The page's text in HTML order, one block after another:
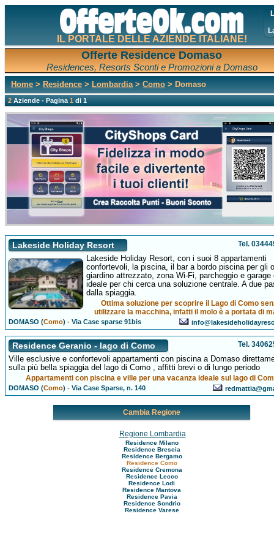
IL PORTALE DELLE AZIENDE ITALIANE!
Offerte Residence Domaso
Residences, Resorts Sconti e Promozioni a Domaso
Home > Residence > Lombardia> Como > Domaso
2Aziende - Pagina1di 1
Lakeside Holiday Resort Tel.
Lakeside Holiday Resort, con i suoi 8 appartamenti
confortevoli, la piscina, il bar a bordo piscina per gli
giardino attrezzato, zona Wi-Fi, parcheggio e garage
ideale per chi cerca una soluzione centrale. A due
dalla spiaggia.
Ottima soluzione per scoprire il Lago di Como
utilizzare la macchina, infatti il molo è a portata di
DOMASO (Como) -Via Case sparse 91bis
Residence Geranio - lago di Como Tel.
Ville esclusive e confortevoli appartamenti con piscina a Domaso
sulla più bella spiaggia del lago di Como , affitti brevi o di lungo periodo
Appartamenti con piscina e ville per una vacanza ideale sul lago di
DOMASO (Como) -Via Case Sparse, n. 140
Cambia Regione
Regione Lombardia
Residence Milano
Residence Brescia
Residence Bergamo
Residence Como
Residence Cremona
Residence Lecco
Residence Lodi
Residence Mantova
Residence Pavia
Residence Sondrio
Residence Varese